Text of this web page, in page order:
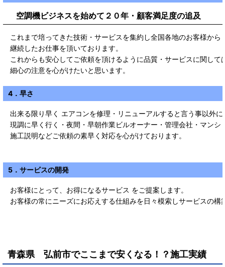
空調機ビジネスを始めて２０年・顧客満足度の追及
これまで培ってきた技術・サービスを集約し全国各地のお客様から
継続したお仕事を頂いております。
これからも安心してご依頼を頂けるように品質・サービスに関して
細心の注意を心がけたいと思います。
4．早さ
出来る限り早く エアコンを修理・リニューアルすると言う事以外に
現調に早く行く・夜間・早朝作業ビルオーナー・管理会社・マンシ
施工説明などご依頼の素早く対応を心がけております。
5．サービスの開発
お客様にとって、お得になるサービス をご提案します。
お客様の常にニーズにお応えする仕組みを日々模索しサービスの構
青森県 弘前市でここまで安くなる！？施工実績